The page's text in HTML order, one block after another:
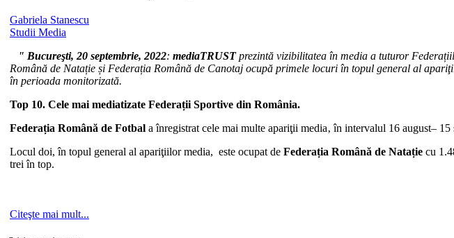
Gabriela Stanescu
Studii Media
" Bucureşti, 20 septembrie, 2022: mediaTRUSTprezintă vizibilitatea în media a tuturor
Română de Natație și Federația Română de Canotaj ocupă primele locuri în topul general al
în perioada monitorizată.
Top 10. Cele mai mediatizate Federații Sportive din România.
Federația Română de Fotbal a înregistrat cele mai multe apariţii media‚ în intervalul 16 august–
Locul doi, în topul general al apariţiilor media, este ocupat de Federația Română de Natație cu
trei în top.
Citeşte mai mult...